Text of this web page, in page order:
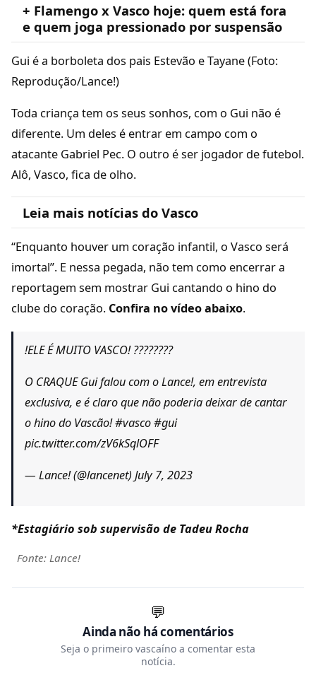
+ Flamengo x Vasco hoje: quem está fora
e quem joga pressionado por suspensão
Gui é a borboleta dos pais Estevão e Tayane (Foto:
Reprodução/Lance!)
Toda criança tem os seus sonhos, com o Gui não é
diferente. Um deles é entrar em campo com o
atacante Gabriel Pec. O outro é ser jogador de futebol.
Alô, Vasco, fica de olho.
Leia mais notícias do Vasco
“Enquanto houver um coração infantil, o Vasco será
imortal”. E nessa pegada, não tem como encerrar a
reportagem sem mostrar Gui cantando o hino do
clube do coração. Confira no vídeo abaixo.
!ELE É MUITO VASCO! ????????
O CRAQUE Gui falou com o Lance!, em entrevista
exclusiva, e é claro que não poderia deixar de cantar
o hino do Vascão! #vasco #gui
pic.twitter.com/zV6kSqlOFF
— Lance! (@lancenet) July 7, 2023
*Estagiário sob supervisão de Tadeu Rocha
Fonte: Lance!
💬
Ainda não há comentários
Seja o primeiro vascaíno a comentar esta
notícia.